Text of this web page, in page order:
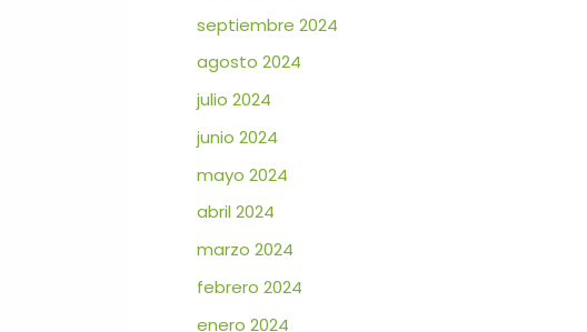
septiembre 2024
agosto 2024
julio 2024
junio 2024
mayo 2024
abril 2024
marzo 2024
febrero 2024
enero 2024